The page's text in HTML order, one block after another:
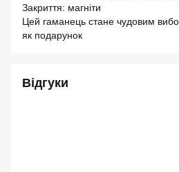
Закриття: магніти
Цей гаманець стане чудовим
як подарунок
Відгуки